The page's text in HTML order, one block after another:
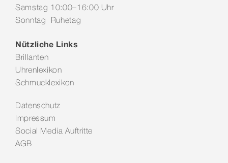
Samstag 10:00–16:00 Uhr
Sonntag Ruhetag
Nützliche Links
Brillanten
Uhrenlexikon
Schmucklexikon
Datenschutz
Impressum
Social Media Auftritte
AGB